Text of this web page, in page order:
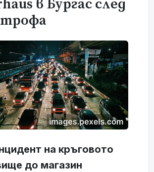
в Бургас след
на кръговото
до магазин